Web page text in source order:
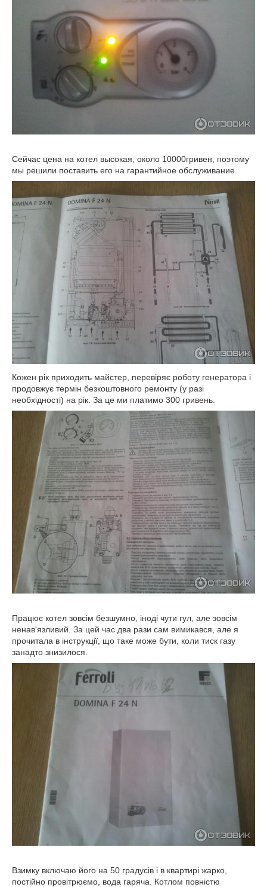
Сейчас цена на котел высокая, около 10000гривен, поэтому
мы решили поставить его на гарантийное обслуживание.
Кожен рік приходить майстер, перевіряє роботу генератора і
продовжує термін безкоштовного ремонту (у разі
необхідності) на рік. За це ми платимо 300 гривень.
Працює котел зовсім безшумно, іноді чути гул, але зовсім
ненав'язливий. За цей час два рази сам вимикався, але я
прочитала в інструкції, що таке може бути, коли тиск газу
занадто знизилося.
Взимку включаю його на 50 градусів і в квартирі жарко,
постійно провітрюємо, вода гаряча. Котлом повністю